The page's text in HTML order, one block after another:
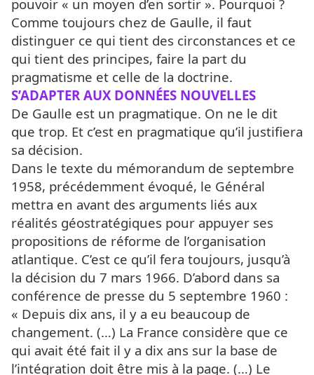
pouvoir « un moyen d’en sortir ». Pourquoi ?
Comme toujours chez de Gaulle, il faut
distinguer ce qui tient des circonstances et ce
qui tient des principes, faire la part du
pragmatisme et celle de la doctrine.
S’ADAPTER AUX DONNÉES NOUVELLES
De Gaulle est un pragmatique. On ne le dit
que trop. Et c’est en pragmatique qu’il justifiera
sa décision.
Dans le texte du mémorandum de septembre
1958, précédemment évoqué, le Général
mettra en avant des arguments liés aux
réalités géostratégiques pour appuyer ses
propositions de réforme de l’organisation
atlantique. C’est ce qu’il fera toujours, jusqu’à
la décision du 7 mars 1966. D’abord dans sa
conférence de presse du 5 septembre 1960 :
« Depuis dix ans, il y a eu beaucoup de
changement. (…) La France considère que ce
qui avait été fait il y a dix ans sur la base de
l’intégration doit être mis à la page. (…) Le